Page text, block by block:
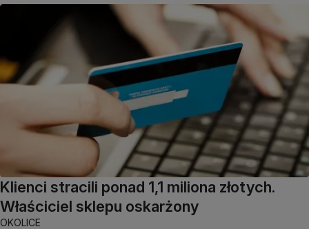
Klienci stracili ponad 1,1 miliona złotych.
Właściciel sklepu oskarżony
OKOLICE